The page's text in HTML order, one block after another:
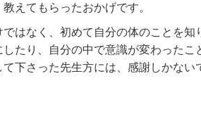
えてもらったおかげです。
はなく、初めて自分の体のことを
たり、自分の中で意識が変わったこ
下さった先生方には、感謝しかない